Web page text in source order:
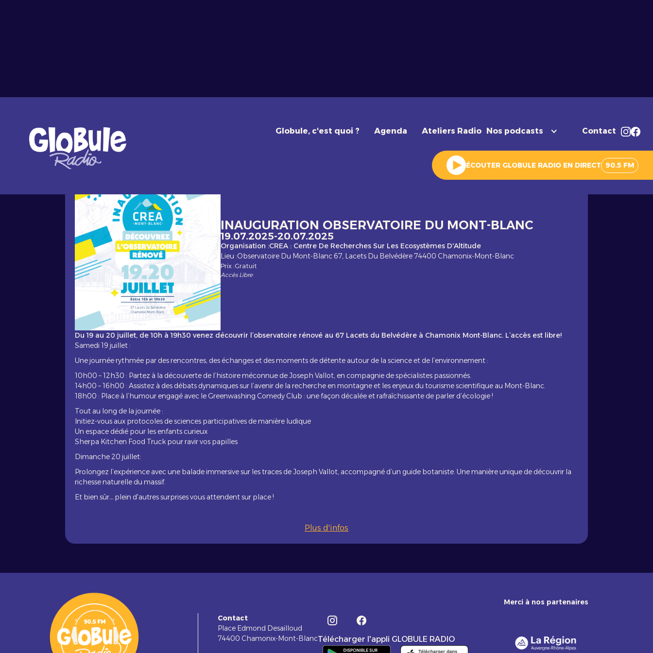
Globule, c'est quoi ? Agenda Ateliers Radio Nos podcasts Contact
ÉCOUTER GLOBULE RADIO EN DIRECT 90.5 FM
INAUGURATION OBSERVATOIRE DU MONT-BLANC
19.07.2025-20.07.2025
Organisation :CREA : Centre De Recherches Sur Les Ecosystèmes D'Altitude
Lieu :Observatoire Du Mont-Blanc 67, Lacets Du Belvédère 74400 Chamonix-Mont-Blanc
Prix :Gratuit
Accès Libre
Du 19 au 20 juillet, de 10h à 19h30 venez découvrir l’observatoire rénové au 67 Lacets du Belvédère à Chamonix Mont-Blanc. L’accès est libre!
Samedi 19 juillet :
Une journée rythmée par des rencontres, des échanges et des moments de détente autour de la science et de l’environnement :
10h00 – 12h30 : Partez à la découverte de l’histoire méconnue de Joseph Vallot, en compagnie de spécialistes passionnés.
14h00 – 16h00 : Assistez à des débats dynamiques sur l’avenir de la recherche en montagne et les enjeux du tourisme scientifique au Mont-Blanc.
18h00 : Place à l’humour engagé avec le Greenwashing Comedy Club : une façon décalée et rafraîchissante de parler d’écologie !
Tout au long de la journée :
Initiez-vous aux protocoles de sciences participatives de manière ludique
Un espace dédié pour les enfants curieux
Sherpa Kitchen Food Truck pour ravir vos papilles
Dimanche 20 juillet:
Prolongez l’expérience avec une balade immersive sur les traces de Joseph Vallot, accompagné d’un guide botaniste. Une manière unique de découvrir la
richesse naturelle du massif.
Et bien sûr… plein d'autres surprises vous attendent sur place !
Plus d'infos
Contact
Place Edmond Desailloud
74400 Chamonix-Mont-BlancTélécharger l'appli GLOBULE RADIO
Merci à nos partenaires